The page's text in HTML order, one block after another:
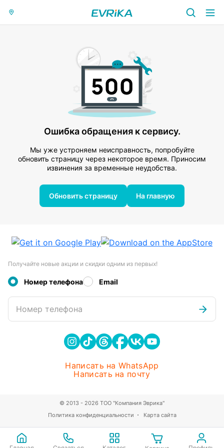
Ошибка обращения к сервису.
Мы уже устроняем неисправность, попробуйте
обновить страницу через некоторое время. Приносим
извинения за временные неудобства.
Обновить страницу На главную
Получайте новые акции и скидки одним из первых!
Номер телефона Email
Номер телефона
Написать на WhatsApp
Написать на почту
Политика конфиденциальности Карта сайта
© 2013 - 2026 ТОО "Компания Эврика"